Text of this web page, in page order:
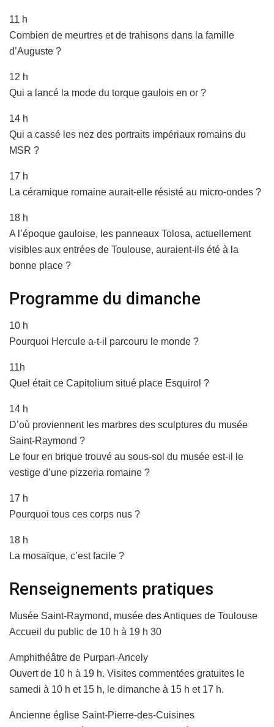
11 h
Combien de meurtres et de trahisons dans la famille
d’Auguste ?
12 h
Qui a lancé la mode du torque gaulois en or ?
14 h
Qui a cassé les nez des portraits impériaux romains du
MSR ?
17 h
La céramique romaine aurait-elle résisté au micro-ondes ?
18 h
A l’époque gauloise, les panneaux Tolosa, actuellement
visibles aux entrées de Toulouse, auraient-ils été à la
bonne place ?
Programme du dimanche
10 h
Pourquoi Hercule a-t-il parcouru le monde ?
11h
Quel était ce Capitolium situé place Esquirol ?
14 h
D’où proviennent les marbres des sculptures du musée
Saint-Raymond ?
Le four en brique trouvé au sous-sol du musée est-il le
vestige d’une pizzeria romaine ?
17 h
Pourquoi tous ces corps nus ?
18 h
La mosaïque, c’est facile ?
Renseignements pratiques
Musée Saint-Raymond, musée des Antiques de Toulouse
Accueil du public de 10 h à 19 h 30
Amphithéâtre de Purpan-Ancely
Ouvert de 10 h à 19 h. Visites commentées gratuites le
samedi à 10 h et 15 h, le dimanche à 15 h et 17 h.
Ancienne église Saint-Pierre-des-Cuisines